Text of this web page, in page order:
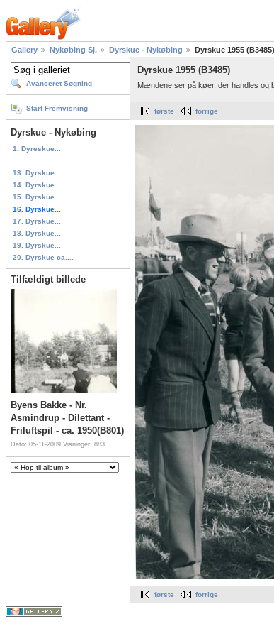
Gallery Nykøbing Sj. Dyrskue - Nykøbing Dyrskue 1955 (B3485)
Avanceret Søgning
Start Fremvisning
Dyrskue - Nykøbing
1. Dyreskue...
13. Dyrskue...
14. Dyrskue...
15. Dyrskue...
16. Dyrskue...
17. Dyrskue...
18. Dyrskue...
19. Dyrskue...
20. Dyrskue ca....
Tilfældigt billede
Byens Bakke - Nr.
Asmindrup - Dilettant -
Friluftspil - ca. 1950(B801)
Dato: 05-11-2009 Visninger: 883
Dyrskue 1955 (B3485)
Mændene ser på køer, der handles og
første forrige
første forrige